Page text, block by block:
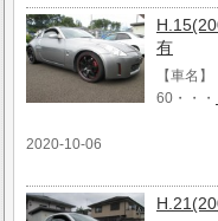
有
【車名
60・・・
2020-10-06